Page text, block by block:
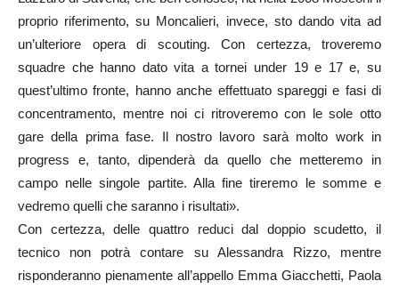
proprio riferimento, su Moncalieri, invece, sto dando vita ad
un’ulteriore opera di scouting. Con certezza, troveremo
squadre che hanno dato vita a tornei under 19 e 17 e, su
quest’ultimo fronte, hanno anche effettuato spareggi e fasi di
concentramento, mentre noi ci ritroveremo con le sole otto
gare della prima fase. Il nostro lavoro sarà molto work in
progress e, tanto, dipenderà da quello che metteremo in
campo nelle singole partite. Alla fine tireremo le somme e
vedremo quelli che saranno i risultati».
Con certezza, delle quattro reduci dal doppio scudetto, il
tecnico non potrà contare su Alessandra Rizzo, mentre
risponderanno pienamente all’appello Emma Giacchetti, Paola